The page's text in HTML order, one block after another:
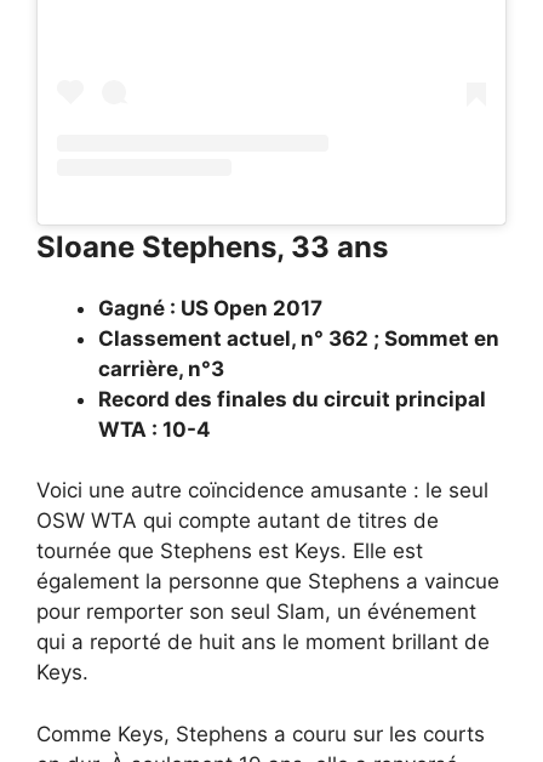
Sloane Stephens, 33 ans
Gagné : US Open 2017
Classement actuel, n° 362 ; Sommet en
carrière, n°3
Record des finales du circuit principal
WTA : 10-4
Voici une autre coïncidence amusante : le seul
OSW WTA qui compte autant de titres de
tournée que Stephens est Keys. Elle est
également la personne que Stephens a vaincue
pour remporter son seul Slam, un événement
qui a reporté de huit ans le moment brillant de
Keys.
Comme Keys, Stephens a couru sur les courts